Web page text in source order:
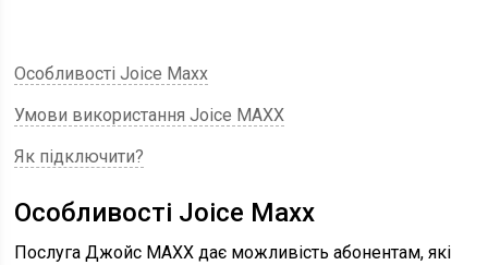
Особливості Joice Maxx
Умови використання Joice MAXX
Як підключити?
Особливості Joice Maxx
Послуга Джойс MAXX дає можливість абонентам, які